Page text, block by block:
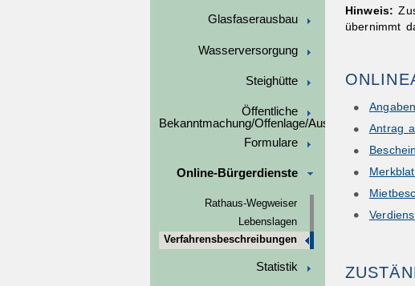
Glasfaserausbau
Wasserversorgung
Steighütte
Öffentliche
Bekanntmachung/Offenlage/Ausschreibungen
Formulare
Online-Bürgerdienste
Rathaus-Wegweiser
Lebenslagen
Verfahrensbeschreibungen
Statistik
Hinweis:
übernimmt
Antrag